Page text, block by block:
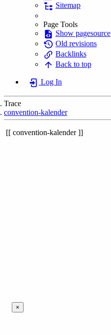
Sitemap
Page Tools
Show pagesource
Old revisions
Backlinks
Back to top
Log In
Trace
convention-kalender
convention-kalender
×